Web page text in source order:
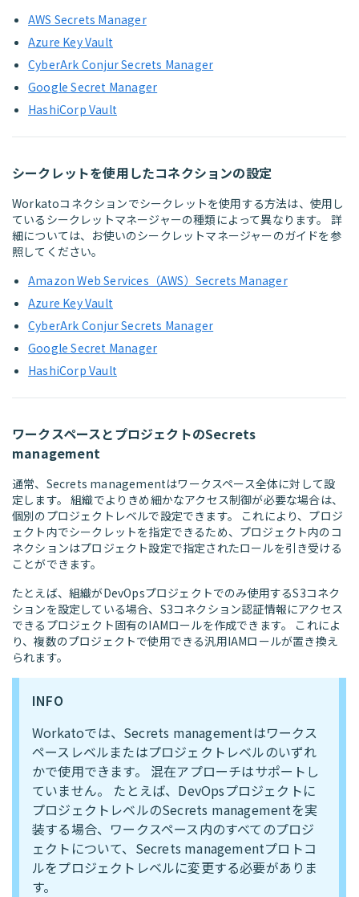
AWS Secrets Manager
Azure Key Vault
CyberArk Conjur Secrets Manager
Google Secret Manager
HashiCorp Vault
シークレットを使用したコネクションの設定
Workatoコネクションでシークレットを使用する方法は、使用し
ているシークレットマネージャーの種類によって異なります。 詳
細については、お使いのシークレットマネージャーのガイドを参
照してください。
Amazon Web Services（AWS）Secrets Manager
Azure Key Vault
CyberArk Conjur Secrets Manager
Google Secret Manager
HashiCorp Vault
ワークスペースとプロジェクトのSecrets
management
通常、Secrets managementはワークスペース全体に対して設
定します。 組織でよりきめ細かなアクセス制御が必要な場合は、
個別のプロジェクトレベルで設定できます。 これにより、プロジ
ェクト内でシークレットを指定できるため、プロジェクト内のコ
ネクションはプロジェクト設定で指定されたロールを引き受ける
ことができます。
たとえば、組織がDevOpsプロジェクトでのみ使用するS3コネク
ションを設定している場合、S3コネクション認証情報にアクセス
できるプロジェクト固有のIAMロールを作成できます。 これによ
り、複数のプロジェクトで使用できる汎用IAMロールが置き換え
られます。
INFO
Workatoでは、Secrets managementはワークス
ペースレベルまたはプロジェクトレベルのいずれ
かで使用できます。 混在アプローチはサポートし
ていません。 たとえば、DevOpsプロジェクトに
プロジェクトレベルのSecrets managementを実
装する場合、ワークスペース内のすべてのプロジ
ェクトについて、Secrets managementプロトコ
ルをプロジェクトレベルに変更する必要がありま
す。